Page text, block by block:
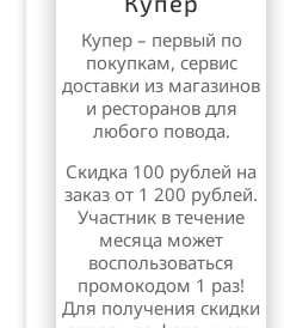
Купер – первый по
покупкам, сервис
доставки из магазинов
и ресторанов для
любого повода.
Скидка 100 рублей на
заказ от 1 200 рублей.
Участник в течение
месяца может
воспользоваться
промокодом 1 раз!
Для получения скидки